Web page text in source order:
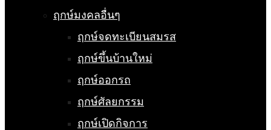
ฤกษ์มงคลอื่นๆ
ฤกษ์จดทะเบียนสมรส
ฤกษ์ขึ้นบ้านใหม่
ฤกษ์ออกรถ
ฤกษ์ศัลยกรรม
ฤกษ์เปิดกิจการ